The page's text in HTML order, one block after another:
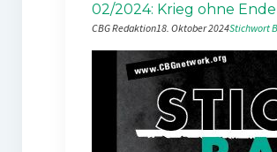
02/2024: Krieg ohne Ende
CBG Redaktion18. Oktober 2024Stichwort